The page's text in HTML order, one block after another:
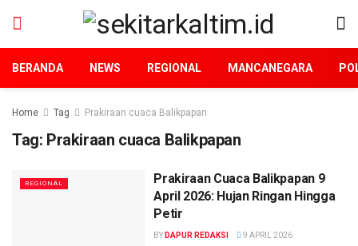
BERANDA NEWS REGIONAL MANCANEGARA
Home Tag Prakiraan cuaca Balikpapan
Tag: Prakiraan cuaca Balikpapan
REGIONAL
Prakiraan Cuaca Balikpapan 9
April 2026: Hujan Ringan Hingga
Petir
BY DAPUR REDAKSI 9 APRIL 2026